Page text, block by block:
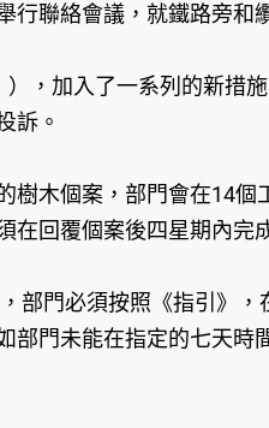
聯絡會議，就鐵路旁和
，加入了一系列的新措
訴。
木個案，部門會在14個
回覆個案後四星期內完
門必須按照《指引》，
門未能在指定的七天時